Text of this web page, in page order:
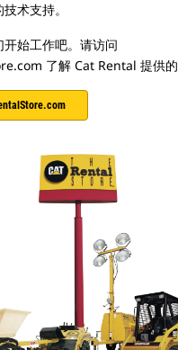
术支持。
开始工作吧。请访问
了解 Cat Rental 提供的